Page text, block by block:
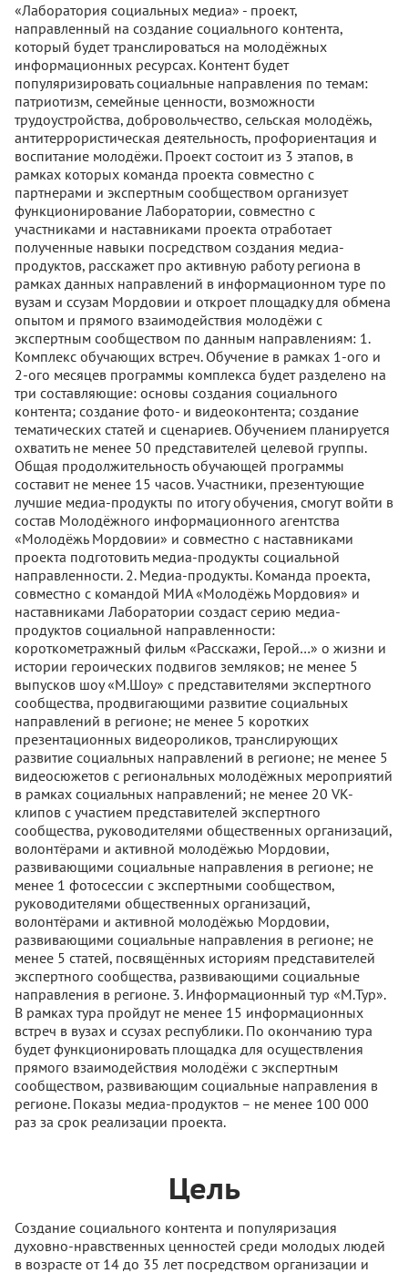
«Лаборатория социальных медиа» - проект,
направленный на создание социального контента,
который будет транслироваться на молодёжных
информационных ресурсах. Контент будет
популяризировать социальные направления по темам:
патриотизм, семейные ценности, возможности
трудоустройства, добровольчество, сельская молодёжь,
антитеррористическая деятельность, профориентация и
воспитание молодёжи. Проект состоит из 3 этапов, в
рамках которых команда проекта совместно с
партнерами и экспертным сообществом организует
функционирование Лаборатории, совместно с
участниками и наставниками проекта отработает
полученные навыки посредством создания медиа-
продуктов, расскажет про активную работу региона в
рамках данных направлений в информационном туре по
вузам и ссузам Мордовии и откроет площадку для обмена
опытом и прямого взаимодействия молодёжи с
экспертным сообществом по данным направлениям: 1.
Комплекс обучающих встреч. Обучение в рамках 1-ого и
2-ого месяцев программы комплекса будет разделено на
три составляющие: основы создания социального
контента; создание фото- и видеоконтента; создание
тематических статей и сценариев. Обучением планируется
охватить не менее 50 представителей целевой группы.
Общая продолжительность обучающей программы
составит не менее 15 часов. Участники, презентующие
лучшие медиа-продукты по итогу обучения, смогут войти в
состав Молодёжного информационного агентства
«Молодёжь Мордовии» и совместно с наставниками
проекта подготовить медиа-продукты социальной
направленности. 2. Медиа-продукты. Команда проекта,
совместно с командой МИА «Молодёжь Мордовия» и
наставниками Лаборатории создаст серию медиа-
продуктов социальной направленности:
короткометражный фильм «Расскажи, Герой…» о жизни и
истории героических подвигов земляков; не менее 5
выпусков шоу «М.Шоу» с представителями экспертного
сообщества, продвигающими развитие социальных
направлений в регионе; не менее 5 коротких
презентационных видеороликов, транслирующих
развитие социальных направлений в регионе; не менее 5
видеосюжетов с региональных молодёжных мероприятий
в рамках социальных направлений; не менее 20 VK-
клипов с участием представителей экспертного
сообщества, руководителями общественных организаций,
волонтёрами и активной молодёжью Мордовии,
развивающими социальные направления в регионе; не
менее 1 фотосессии с экспертными сообществом,
руководителями общественных организаций,
волонтёрами и активной молодёжью Мордовии,
развивающими социальные направления в регионе; не
менее 5 статей, посвящённых историям представителей
экспертного сообщества, развивающими социальные
направления в регионе. 3. Информационный тур «М.Тур».
В рамках тура пройдут не менее 15 информационных
встреч в вузах и ссузах республики. По окончанию тура
будет функционировать площадка для осуществления
прямого взаимодействия молодёжи с экспертным
сообществом, развивающим социальные направления в
регионе. Показы медиа-продуктов – не менее 100 000
раз за срок реализации проекта.
Цель
Создание социального контента и популяризация
духовно-нравственных ценностей среди молодых людей
в возрасте от 14 до 35 лет посредством организации и